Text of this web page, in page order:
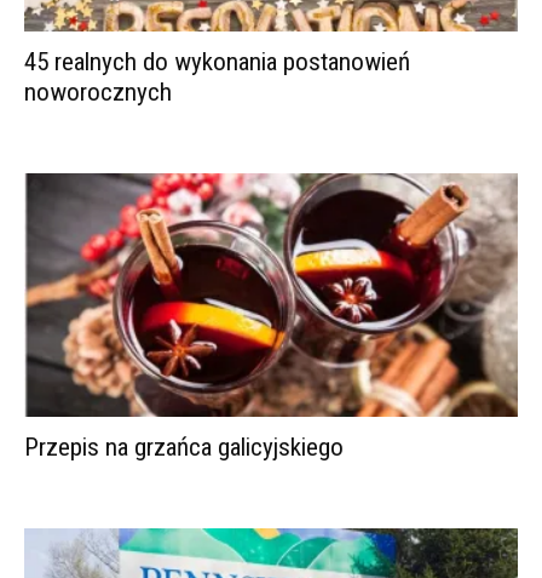
45 realnych do wykonania postanowień
noworocznych
Przepis na grzańca galicyjskiego